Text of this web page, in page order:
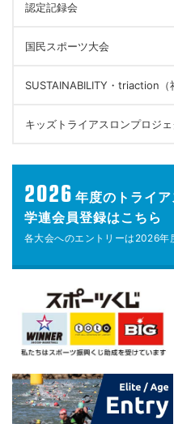
認定記録会
国民スポーツ大会
SUSTAINABILITY・triaction（
キッズトライアスロンプロジェ
2026 年度の トライ
学連会員登録はこちら
各大会へのエントリーは 2026年